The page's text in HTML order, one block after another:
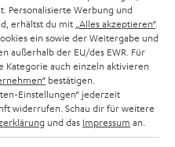
Personalisierte Werbung und
erhältst du mit „Alles akzeptieren“.
ein sowie der Weitergabe und
außerhalb der EU/des EWR. Für
Kategorie auch einzeln aktivieren
bestätigen.
Einstellungen“ jederzeit
widerrufen. Schau dir für weitere
und das Impressum an.